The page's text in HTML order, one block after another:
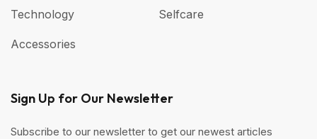
Technology
Accessories
Selfcare
Sign Up for Our Newsletter
Subscribe to our newsletter to get our newest articles